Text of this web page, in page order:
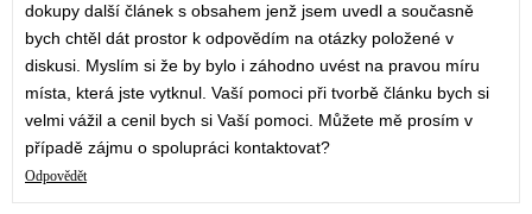
dokupy další článek s obsahem jenž jsem uvedl a současně
bych chtěl dát prostor k odpovědím na otázky položené v
diskusi. Myslím si že by bylo i záhodno uvést na pravou míru
místa, která jste vytknul. Vaší pomoci při tvorbě článku bych si
velmi vážil a cenil bych si Vaší pomoci. Můžete mě prosím v
případě zájmu o spolupráci kontaktovat?
Odpovědět